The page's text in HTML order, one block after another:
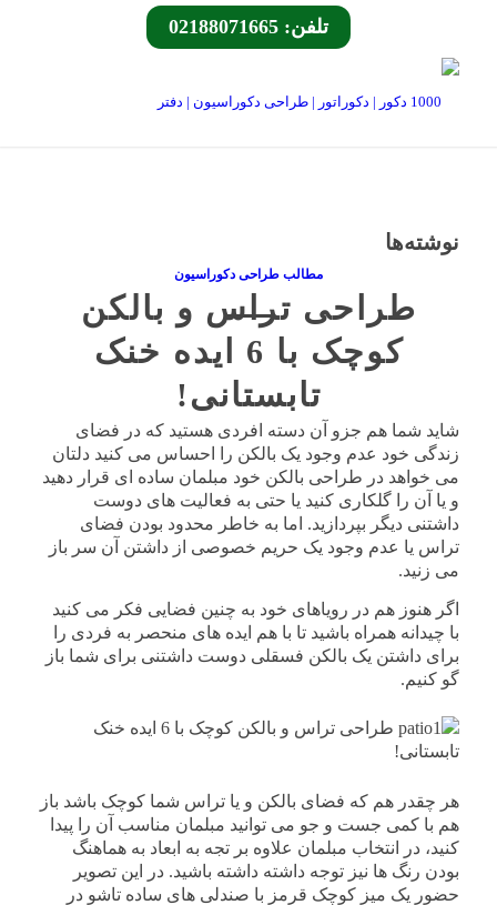
تلفن: 02188071665
نوشته‌ها
مطالب طراحی دکوراسیون
طراحی تراس و بالکن
کوچک با 6 ایده خنک
تابستانی!
شاید شما هم جزو آن دسته افردی هستید که در فضای
زندگی خود عدم وجود یک بالکن را احساس می کنید دلتان
می خواهد در طراحی بالکن خود مبلمان ساده ای قرار دهید
و یا آن را گلکاری کنید یا حتی به فعالیت های دوست
داشتنی دیگر بپردازید. اما به خاطر محدود بودن فضای
تراس یا عدم وجود یک حریم خصوصی از داشتن آن سر باز
می زنید.
اگر هنوز هم در رویاهای خود به چنین فضایی فکر می کنید
با چیدانه همراه باشید تا با هم ایده های منحصر به فردی را
برای داشتن یک بالکن فسقلی دوست داشتنی برای شما باز
گو کنیم.
هر چقدر هم که فضای بالکن و یا تراس شما کوچک باشد باز
هم با کمی جست و جو می توانید مبلمان مناسب آن را پیدا
کنید، در انتخاب مبلمان علاوه بر تجه به ابعاد به هماهنگ
بودن رنگ ها نیز توجه داشته داشته باشید. در این تصویر
حضور یک میز کوچک قرمز با صندلی های ساده تاشو در